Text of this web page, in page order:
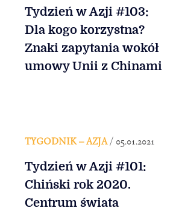
Tydzień w Azji #103:
Dla kogo korzystna?
Znaki zapytania wokół
umowy Unii z Chinami
TYGODNIK – AZJA/ 05.01.2021
Tydzień w Azji #101:
Chiński rok 2020.
Centrum świata